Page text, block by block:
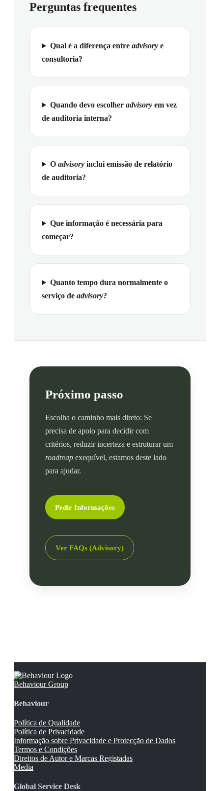
Perguntas frequentes
Qual é a diferença entre advisorye
consultoria?
Quando devo escolher advisoryem vez
de auditoria interna?
O advisoryinclui emissão de relatório
de auditoria?
Que informação é necessária para
começar?
Quanto tempo dura normalmente o
serviço de advisory?
Próximo passo
Escolha o caminho mais direto: Se
precisa de apoio para decidir com
critérios, reduzir incerteza e estruturar um
roadmap exequível, estamos deste lado
para ajudar.
Pedir Informações
Ver FAQs (Advisory)
Behaviour Group
Behaviour
Política de Qualidade
Política de Privacidade
Informação sobre Privacidade e Protecção de Dados
Termos e Condições
Direitos de Autor e Marcas Registadas
Media
Global Service Desk